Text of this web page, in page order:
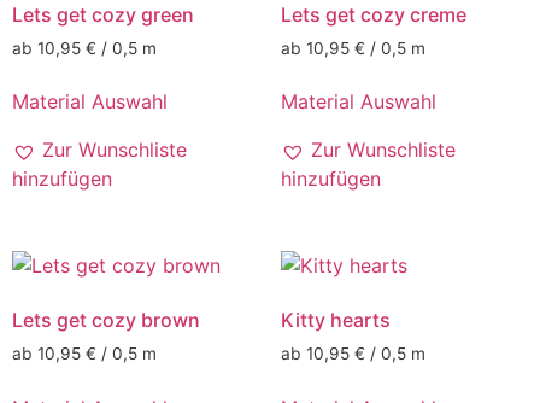
Lets get cozy green
ab 10,95 € / 0,5 m
Material Auswahl
Zur Wunschliste
hinzufügen
Lets get cozy creme
ab 10,95 € / 0,5 m
Material Auswahl
Zur Wunschliste
hinzufügen
Lets get cozy brown
ab 10,95 € / 0,5 m
Kitty hearts
ab 10,95 € / 0,5 m